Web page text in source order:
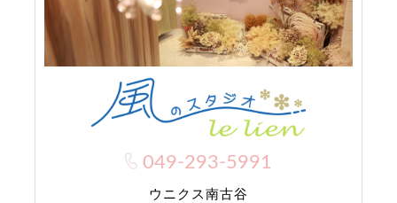
049-293-5991
ウニクス南古谷